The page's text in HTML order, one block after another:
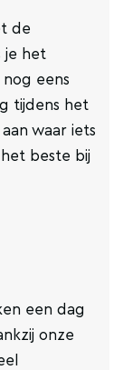
de
je het
eens
tijdens het
waar iets
beste bij
een dag
onze